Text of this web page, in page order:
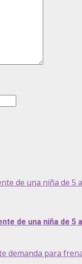
de una niña de 5
de una niña de 5
demanda para